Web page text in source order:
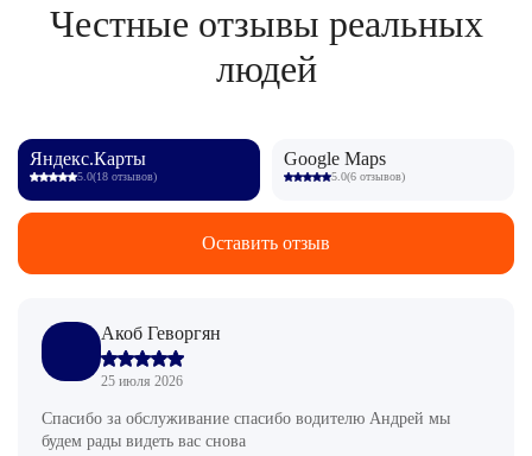
Честные отзывы реальных
людей
Яндекс.Карты
5.0(18 отзывов)
Google Maps
5.0(6 отзывов)
Оставить отзыв
Акоб Геворгян
25 июля 2026
Спасибо за обслуживание спасибо водителю Андрей мы
будем рады видеть вас снова